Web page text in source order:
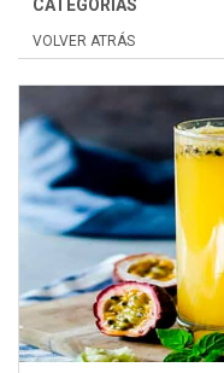
CATEGORÍAS
VOLVER ATRÁS